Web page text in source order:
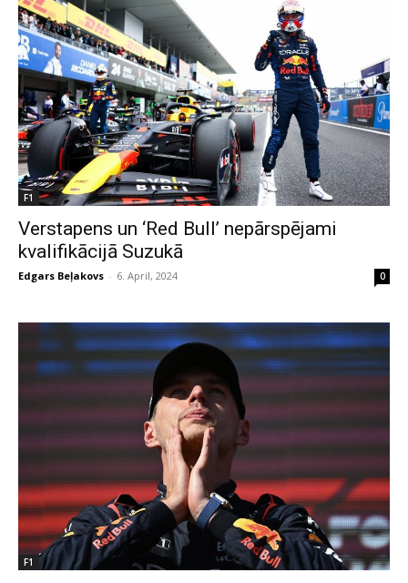
F1
Verstapens un ‘Red Bull’ nepārspējami
kvalifikācijā Suzukā
Edgars Beļakovs - 6. April, 2024 0
F1